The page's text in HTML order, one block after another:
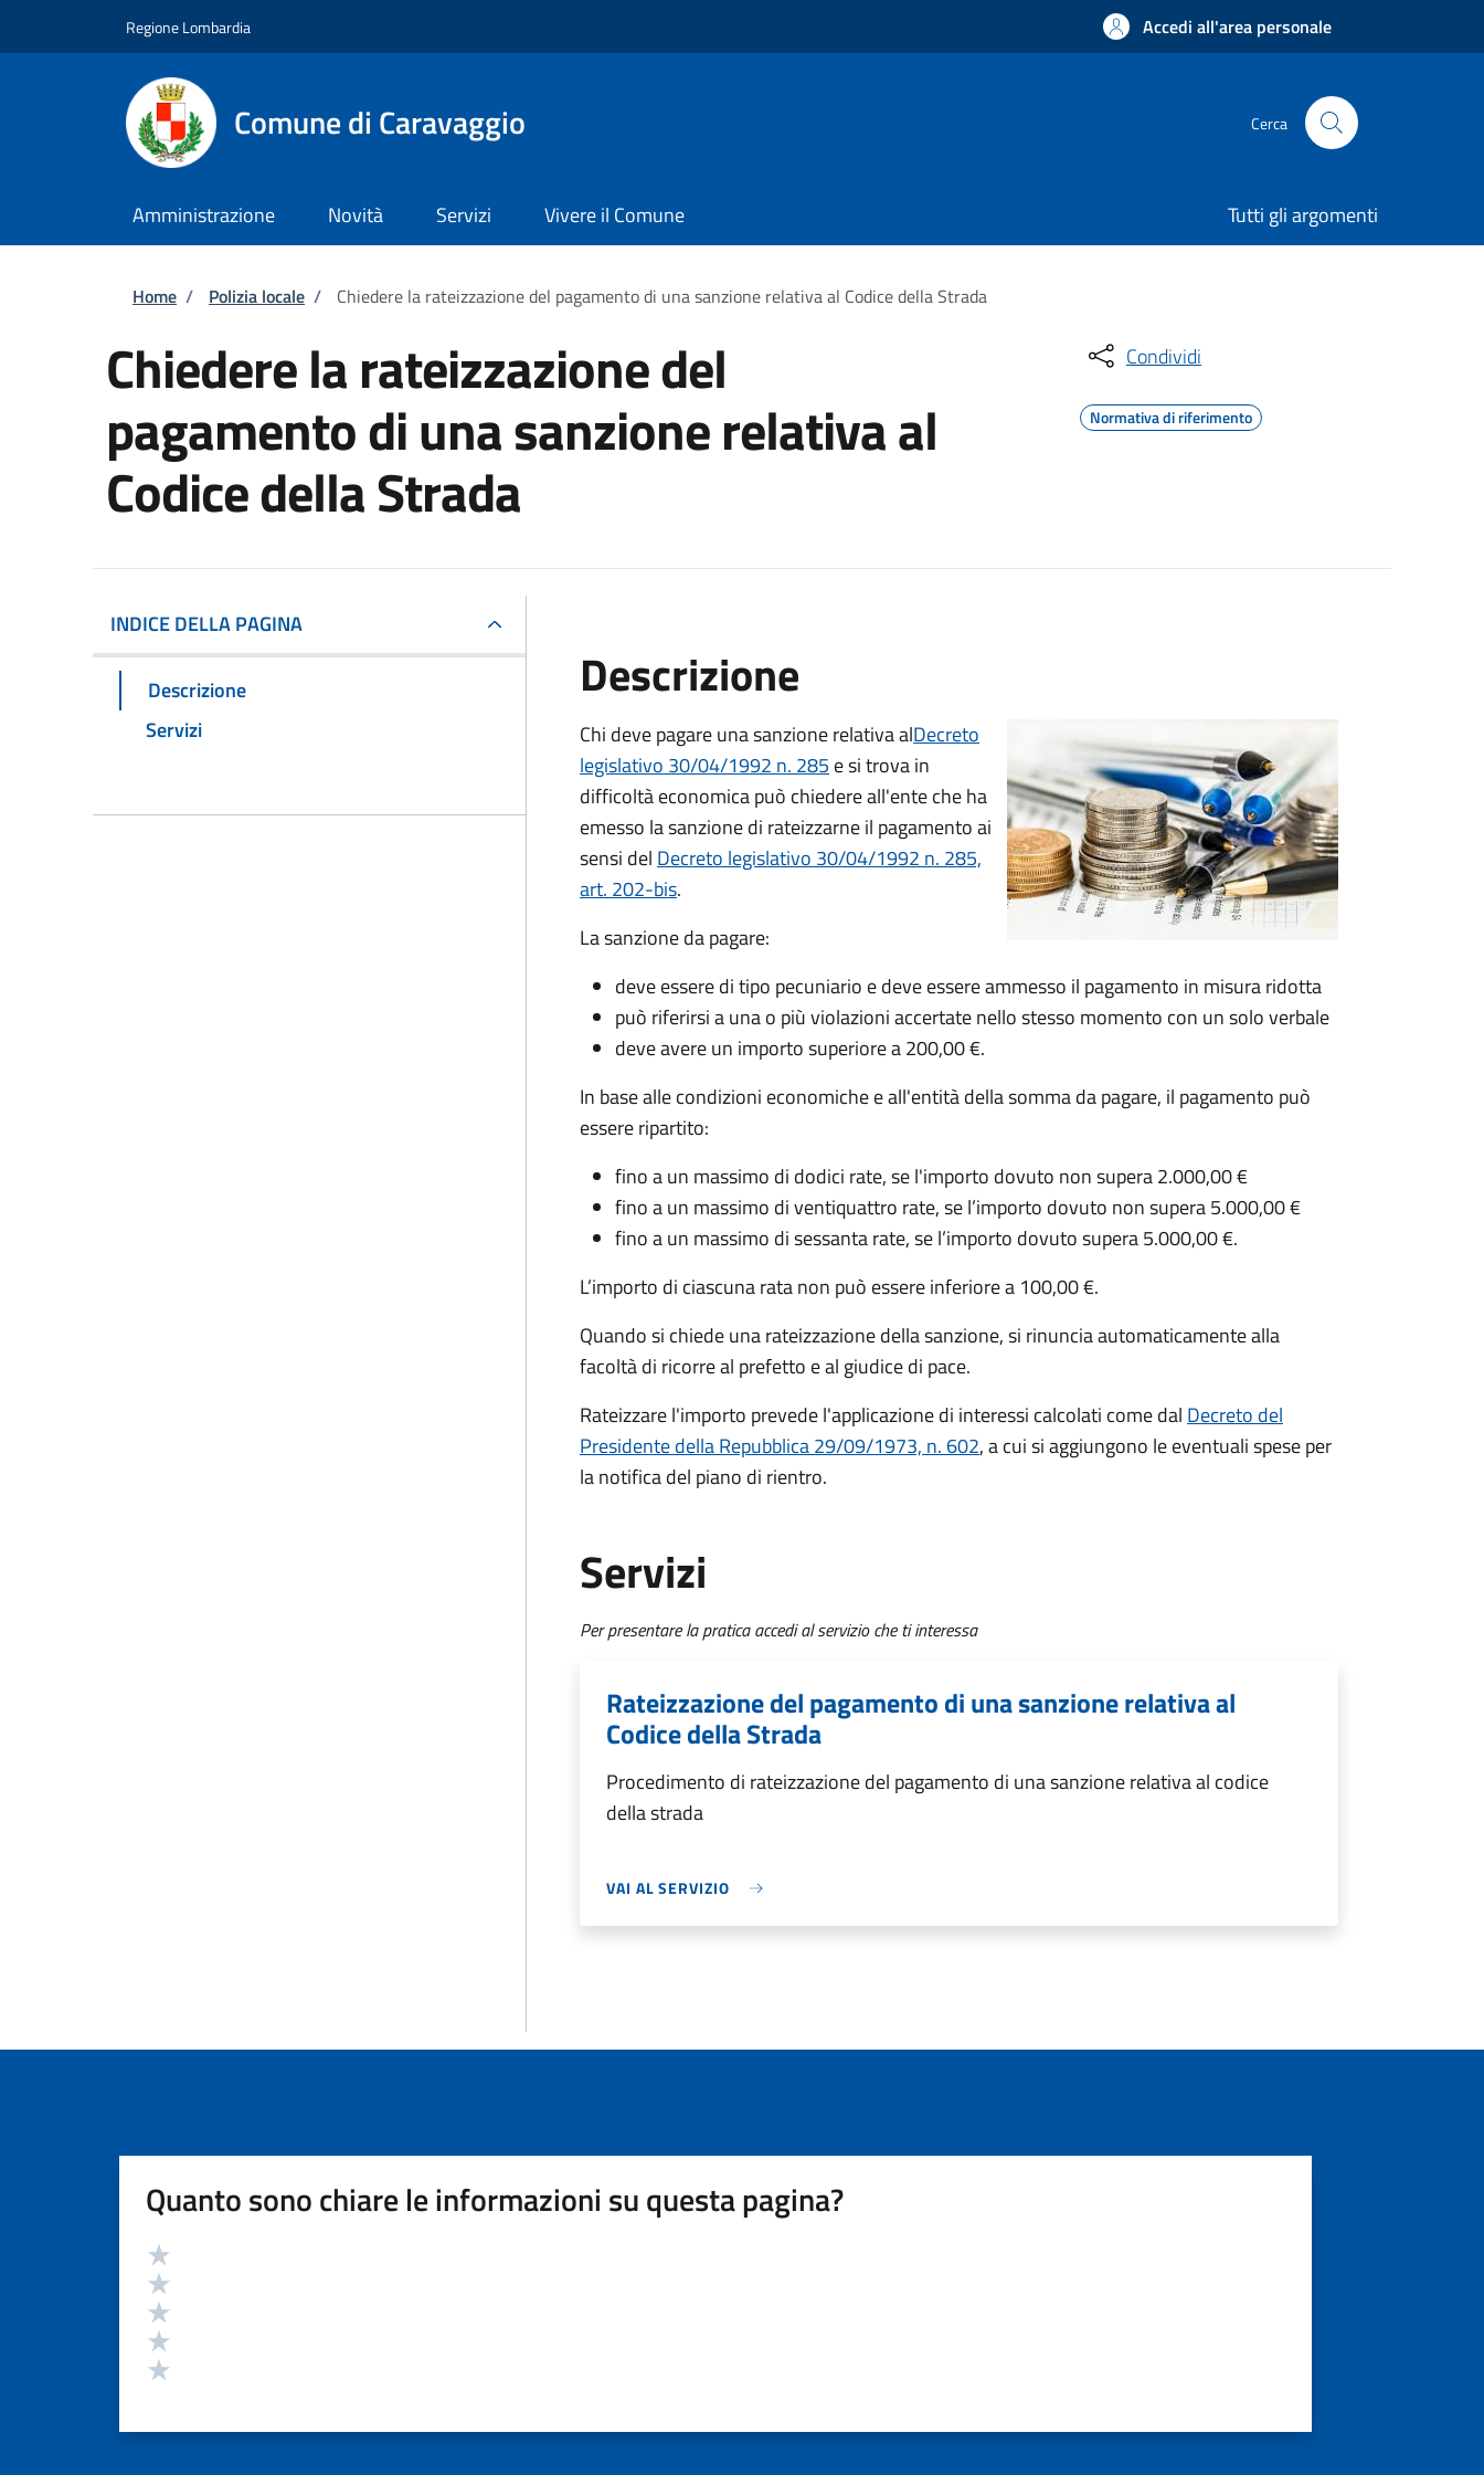
Regione Lombardia Accedi all'area personale
Comune di Caravaggio Cerca
Amministrazione Novità Servizi Vivere il Comune Tutti gli argomenti
Briciole di pane
Home / Polizia locale / Chiedere la rateizzazione del pagamento di una sanzione relativa al Codice della Strada
Chiedere la rateizzazione del
pagamento di una sanzione relativa al
Codice della Strada
Condividi
Normativa di riferimento
INDICE DELLA PAGINA
Descrizione
Servizi
Descrizione
Chi deve pagare una sanzione relativa alDecreto
legislativo 30/04/1992 n. 285 e si trova in
difficoltà economica può chiedere all'ente che ha
emesso la sanzione di rateizzarne il pagamento ai
sensi del Decreto legislativo 30/04/1992 n. 285,
art. 202-bis.
La sanzione da pagare:
deve essere di tipo pecuniario e deve essere ammesso il pagamento in misura ridotta
può riferirsi a una o più violazioni accertate nello stesso momento con un solo verbale
deve avere un importo superiore a 200,00 €.
In base alle condizioni economiche e all'entità della somma da pagare, il pagamento può
essere ripartito:
fino a un massimo di dodici rate, se l'importo dovuto non supera 2.000,00 €
fino a un massimo di ventiquattro rate, se l’importo dovuto non supera 5.000,00 €
fino a un massimo di sessanta rate, se l’importo dovuto supera 5.000,00 €.
L’importo di ciascuna rata non può essere inferiore a 100,00 €.
Quando si chiede una rateizzazione della sanzione, si rinuncia automaticamente alla
facoltà di ricorre al prefetto e al giudice di pace.
Rateizzare l'importo prevede l'applicazione di interessi calcolati come dal Decreto del
Presidente della Repubblica 29/09/1973, n. 602, a cui si aggiungono le eventuali spese per
la notifica del piano di rientro.
Servizi
Per presentare la pratica accedi al servizio che ti interessa
Rateizzazione del pagamento di una sanzione relativa al
Codice della Strada
Procedimento di rateizzazione del pagamento di una sanzione relativa al codice
della strada
VAI AL SERVIZIO
Quanto sono chiare le informazioni su questa pagina?
Valutazione